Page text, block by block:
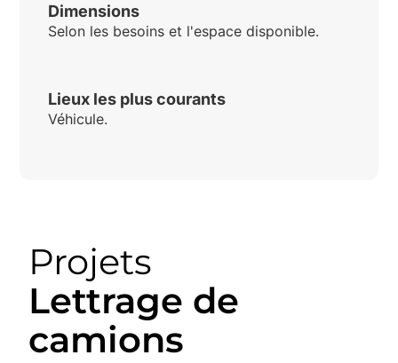
Dimensions
Selon les besoins et l'espace disponible.
Lieux les plus courants
Véhicule.
Projets
Lettrage de
camions